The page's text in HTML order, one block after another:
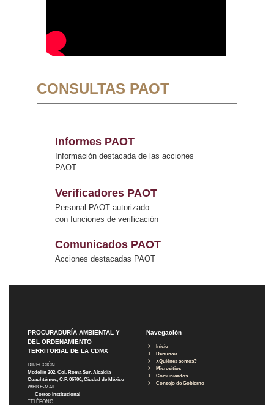
CONSULTAS PAOT
Informes PAOT
Información destacada de las acciones
PAOT
Verificadores PAOT
Personal PAOT autorizado
con funciones de verificación
Comunicados PAOT
Acciones destacadas PAOT
PROCURADURÍA AMBIENTAL Y
DEL ORDENAMIENTO
TERRITORIAL DE LA CDMX
DIRECCIÓN
Medellín 202, Col. Roma Sur, Alcaldía
Cuauhtémoc, C.P. 06700, Ciudad de México
WEB E-MAIL
Correo Institucional
TELÉFONO
Navegación
Inicio
Denuncia
¿Quiénes somos?
Micrositios
Comunicados
Consejo de Gobierno